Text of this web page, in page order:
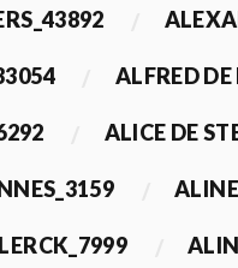
ALFRED
ALICE DE